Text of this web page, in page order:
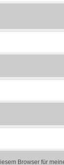
Browser für